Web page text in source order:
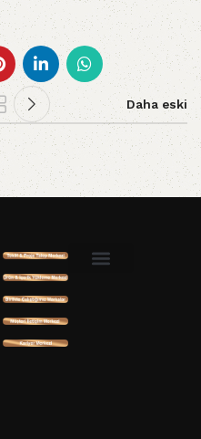
Daha eski